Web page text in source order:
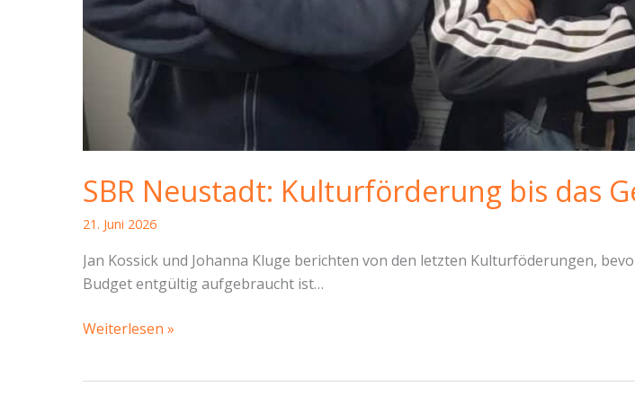
SBR Neustadt: Kulturförderung bis das
21. Juni 2026
Jan Kossick und Johanna Kluge berichten von den letzten Kulturföderungen,
Budget entgültig aufgebraucht ist…
SBR
Weiterlesen »